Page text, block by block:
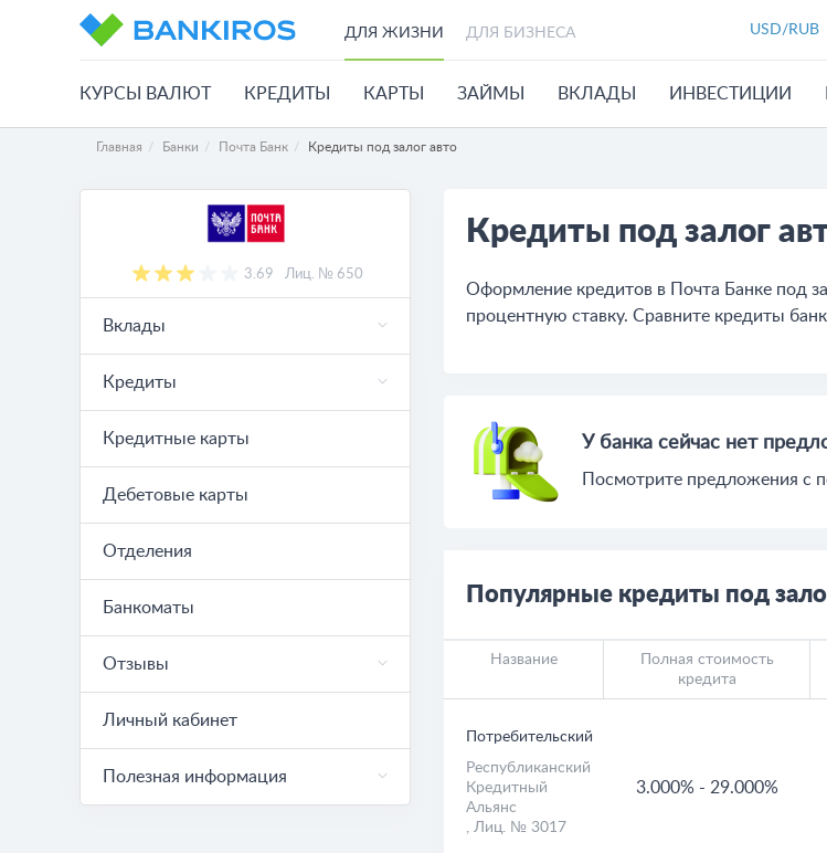
ДЛЯ ЖИЗНИ ДЛЯ БИЗНЕСА USD/RUB
КУРСЫ ВАЛЮТ КРЕДИТЫ КАРТЫ ЗАЙМЫ ВКЛАДЫ ИНВЕСТИЦИИ
Главная Банки Почта Банк Кредиты под залог авто
3.69 Лиц. № 650
Вклады
Кредиты
Кредитные карты
Дебетовые карты
Отделения
Банкоматы
Отзывы
Личный кабинет
Полезная информация
Кредиты под залог
Оформление кредитов в Почта Банке под
процентную ставку. Сравните кредиты
У банка сейчас нет
Посмотрите предложения c
Популярные кредиты под
Название
Полная стоимость
кредита
Потребительский
Республиканский
Кредитный
Альянс
, Лиц. № 3017
3.000% - 29.000%